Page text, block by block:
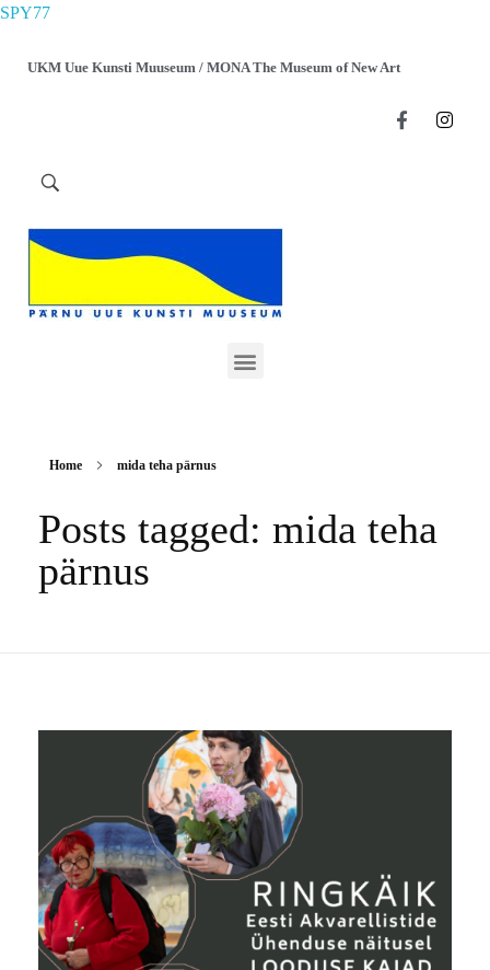
SPY77
UKM Uue Kunsti Muuseum / MONA The Museum of New Art
Home mida teha pärnus
Posts tagged: mida teha
pärnus